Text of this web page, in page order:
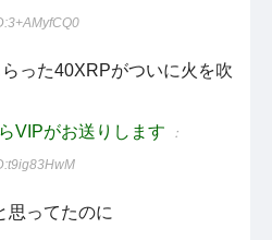
った40XRPがついに火を吹
VIPがお送りします ：
思ってたのに